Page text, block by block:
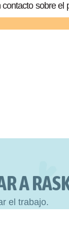
sobre el
A
el trabajo.